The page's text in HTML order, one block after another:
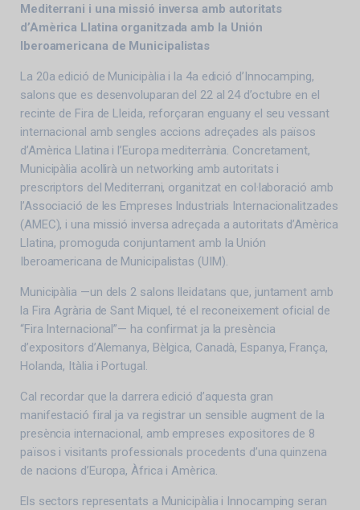
Mediterrani i una missió inversa amb autoritats
d’Amèrica Llatina organitzada amb la Unión
Iberoamericana de Municipalistas
La 20a edició de Municipàlia i la 4a edició d’Innocamping,
salons que es desenvoluparan del 22 al 24 d’octubre en el
recinte de Fira de Lleida, reforçaran enguany el seu vessant
internacional amb sengles accions adreçades als països
d’Amèrica Llatina i l’Europa mediterrània. Concretament,
Municipàlia acollirà un networking amb autoritats i
prescriptors del Mediterrani, organitzat en col·laboració amb
l’Associació de les Empreses Industrials Internacionalitzades
(AMEC), i una missió inversa adreçada a autoritats d’Amèrica
Llatina, promoguda conjuntament amb la Unión
Iberoamericana de Municipalistas (UIM).
Municipàlia —un dels 2 salons lleidatans que, juntament amb
la Fira Agrària de Sant Miquel, té el reconeixement oficial de
“Fira Internacional”— ha confirmat ja la presència
d’expositors d’Alemanya, Bèlgica, Canadà, Espanya, França,
Holanda, Itàlia i Portugal.
Cal recordar que la darrera edició d’aquesta gran
manifestació firal ja va registrar un sensible augment de la
presència internacional, amb empreses expositores de 8
països i visitants professionals procedents d’una quinzena
de nacions d’Europa, Àfrica i Amèrica.
Els sectors representats a Municipàlia i Innocamping seran